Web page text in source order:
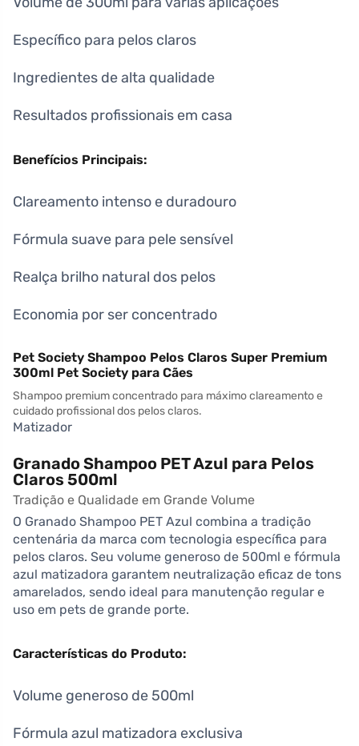
Específico para pelos claros
Ingredientes de alta qualidade
Resultados profissionais em casa
Benefícios Principais:
Clareamento intenso e duradouro
Fórmula suave para pele sensível
Realça brilho natural dos pelos
Economia por ser concentrado
Pet Society Shampoo Pelos Claros Super Premium
300ml Pet Society para Cães
Shampoo premium concentrado para máximo clareamento e
cuidado profissional dos pelos claros.
Matizador
Granado Shampoo PET Azul para Pelos
Claros 500ml
Tradição e Qualidade em Grande Volume
O Granado Shampoo PET Azul combina a tradição
centenária da marca com tecnologia específica para
pelos claros. Seu volume generoso de 500ml e fórmula
azul matizadora garantem neutralização eficaz de tons
amarelados, sendo ideal para manutenção regular e
uso em pets de grande porte.
Características do Produto:
Volume generoso de 500ml
Fórmula azul matizadora exclusiva